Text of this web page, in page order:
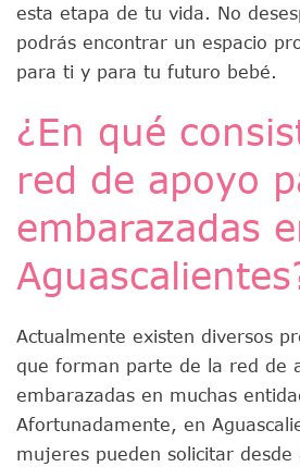
esta etapa de tu vida. No
podrás encontrar un espacio
para ti y para tu futuro bebé.
¿En qué
red de apoyo
embarazadas
Actualmente existen diversos
que forman parte de la red de
embarazadas en muchas
Afortunadamente, en
mujeres pueden solicitar desde